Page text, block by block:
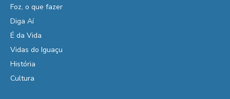
Foz, o que fazer
Diga Aí
É da Vida
Vidas do Iguaçu
História
Cultura